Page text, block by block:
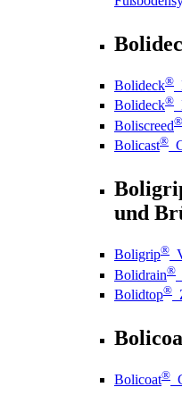
Bolideck®
Bolideck®
Boliscreed®
Bolicast®
und
Boligrip®
Bolidrain®
Bolidtop®
Bolicoat®